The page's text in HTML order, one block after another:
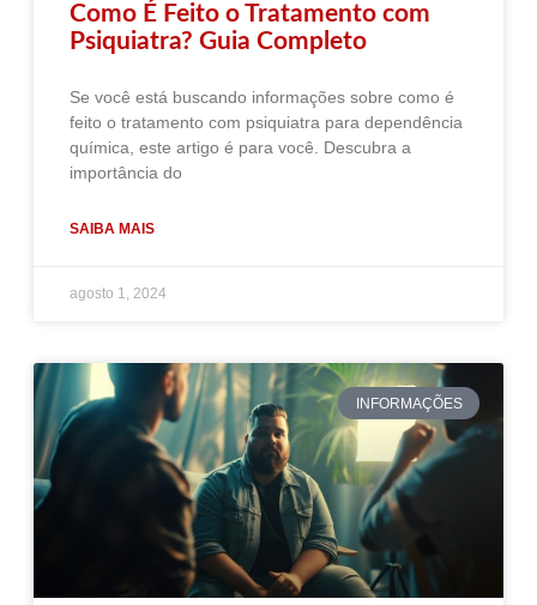
Como É Feito o Tratamento com
Psiquiatra? Guia Completo
Se você está buscando informações sobre como é
feito o tratamento com psiquiatra para dependência
química, este artigo é para você. Descubra a
importância do
SAIBA MAIS
agosto 1, 2024
INFORMAÇÕES